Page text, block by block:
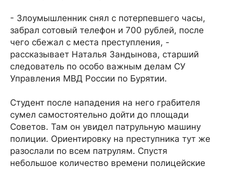
- Злоумышленник снял с потерпевшего часы,
забрал сотовый телефон и 700 рублей, после
чего сбежал с места преступления, -
рассказывает Наталья Зандынова, старший
следователь по особо важным делам СУ
Управления МВД России по Бурятии.
Студент после нападения на него грабителя
сумел самостоятельно дойти до площади
Советов. Там он увидел патрульную машину
полиции. Ориентировку на преступника тут же
разослали по всем патрулям. Спустя
небольшое количество времени полицейские